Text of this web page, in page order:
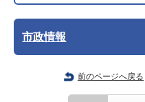
市政情報
前のページへ戻る